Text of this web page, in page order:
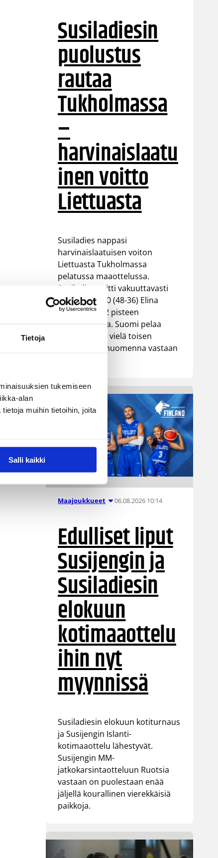
Tietoja
tukemiseen
alan
muihin tietoihin, joita
Salli kaikki
Susiladiesin
puolustus
rautaa
Tukholmassa
–
harvinaislaatu
inen voitto
Liettuasta
Susiladies nappasi
harvinaislaatuisen voiton
Liettuasta Tukholmassa
pelatussa maaottelussa.
Susiladies voitti vakuuttavasti
Liettuan 81-70 (48-36) Elina
Aarnisalon 22 pisteen
johdattamana. Suomi pelaa
Tukholmassa vielä toisen
ottelun, kun huomenna vastaan
Maajoukkueet 06.08.2026 10:14
Edulliset liput
Susijengin ja
Susiladiesin
elokuun
kotimaaottelu
ihin nyt
myynnissä
Susiladiesin elokuun kotiturnaus
ja Susijengin Islanti-
kotimaaottelu lähestyvät.
Susijengin MM-
jatkokarsintaotteluun Ruotsia
vastaan on puolestaan enää
jäljellä kourallinen vierekkäisiä
paikkoja.